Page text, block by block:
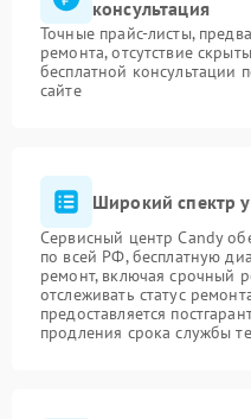
консультация
Точные прайс-листы,
ремонта, отсутствие
бесплатной консультации
сайте
Широкий спектр
Сервисный центр Candy
по всей РФ, бесплатную
ремонт, включая срочный
отслеживать статус
предоставляется
продления срока службы